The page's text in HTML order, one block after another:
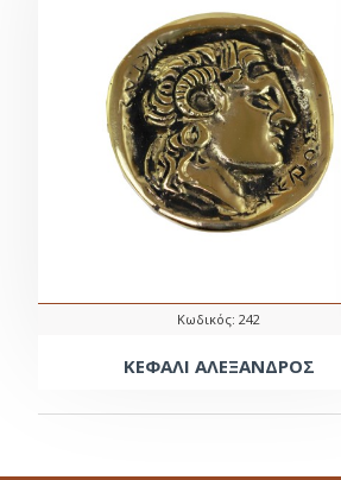
Κωδικός: 242
ΚΕΦΑΛΙ ΑΛΕΞΑΝΔΡΟΣ